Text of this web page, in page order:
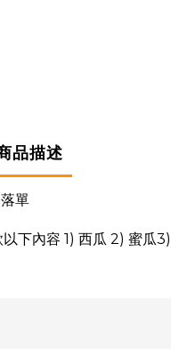
品描述
單
下內容 1) 西瓜 2) 蜜瓜